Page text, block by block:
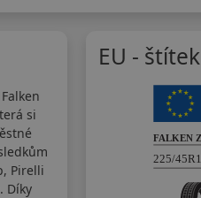
si
Pirelli
Díky
EU - štítek